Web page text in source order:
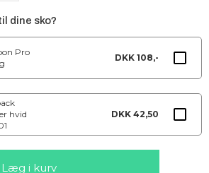
dine sko?
Pro
DKK 108,-
hvid
DKK 42,50